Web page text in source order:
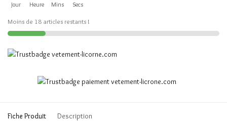
Jour Heure Mins Secs
Moins de 18 articles restants !
Fiche Produit Description